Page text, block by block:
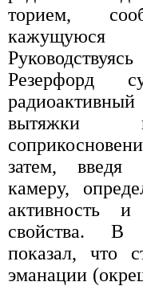
торием,
кажущуюся
Резерфорд
вытяжки
затем, введя
камеру,
активность
свойства. В
показал, что
эманации